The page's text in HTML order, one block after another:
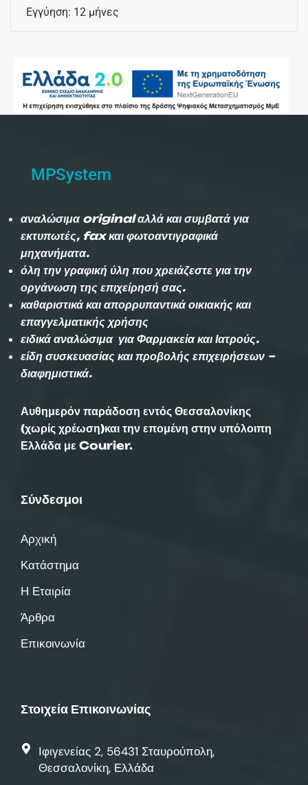
Εγγύηση: 12 μήνες
MPSystem
αναλώσιμα original αλλά και συμβατά για
εκτυπωτές, fax και φωτοαντιγραφικά
μηχανήματα.
όλη την γραφική ύλη που χρειάζεστε για την
οργάνωση της επιχείρησή σας.
καθαριστικά και απορρυπαντικά οικιακής και
επαγγελματικής χρήσης
ειδικά αναλώσιμα για Φαρμακεία και Ιατρούς.
είδη συσκευασίας και προβολής επιχειρήσεων –
διαφημιστικά.
Αυθημερόν παράδοση εντός Θεσσαλονίκης
(χωρίς χρέωση)και την επομένη στην υπόλοιπη
Ελλάδα με Courier.
Σύνδεσμοι
Αρχική
Κατάστημα
Η Εταιρία
Άρθρα
Επικοινωνία
Στοιχεία Επικοινωνίας
Ιφιγενείας 2, 56431 Σταυρούπολη,
Θεσσαλονίκη, Ελλάδα